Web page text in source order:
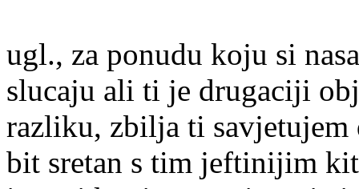
ugl., za ponudu koju si
slucaju ali ti je drugaciji
razliku, zbilja ti savjetujem
bit sretan s tim jeftinijim